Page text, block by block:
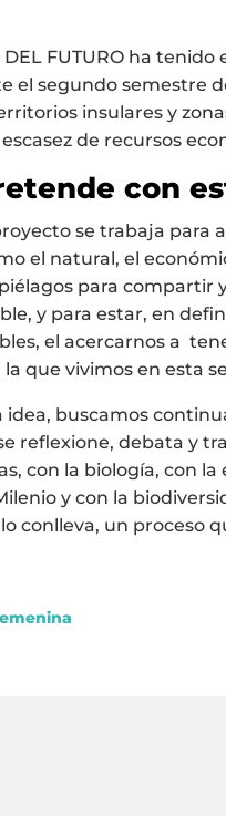
DEL FUTURO ha
el segundo semestre
insulares y
de recursos
con
se trabaja para
el natural, el
para compartir
y para estar, en
el acercarnos a
que vivimos en esta
idea, buscamos
reflexione, debata y
con la biología, con
y con la
conlleva, un proceso